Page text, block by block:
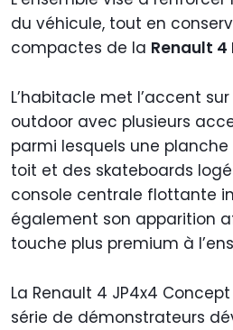
du véhicule, tout en
compactes de la Renault 4
L’habitacle met l’accent sur
outdoor avec plusieurs
parmi lesquels une
toit et des skateboards
console centrale flottante
également son apparition
touche plus premium à
La Renault 4 JP4x4
série de démonstrateurs